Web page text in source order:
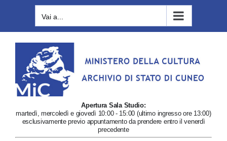
Vai a...
Apertura Sala Studio:
martedì, mercoledì e giovedì 10:00 - 15:00 (ultimo ingresso ore 13:00)
esclusivamente previo appuntamento da prendere entro il venerdì
precedente